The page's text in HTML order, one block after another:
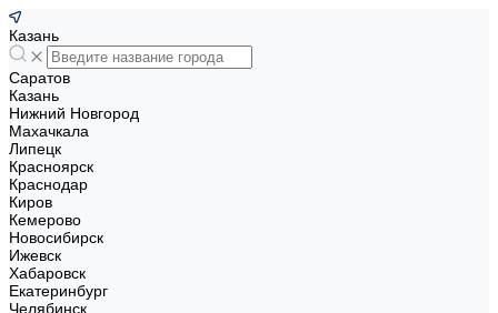
Казань
Саратов
Казань
Нижний Новгород
Махачкала
Липецк
Красноярск
Краснодар
Киров
Кемерово
Новосибирск
Ижевск
Хабаровск
Екатеринбург
Челябинск